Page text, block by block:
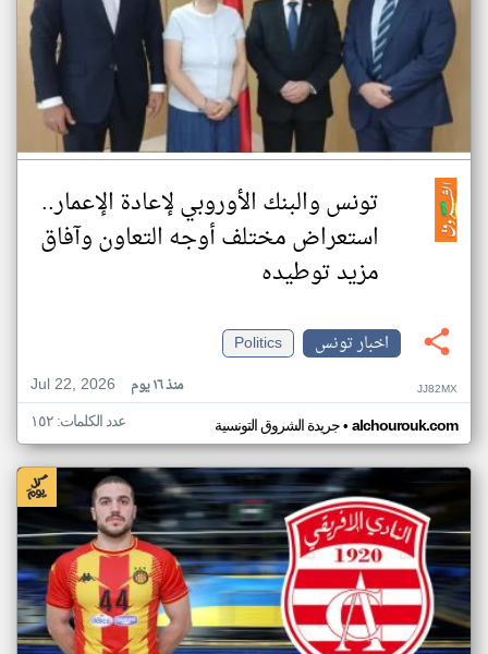
تونس والبنك الأوروبي لإعادة الإعمار..
استعراض مختلف أوجه التعاون وآفاق
مزيد توطيده
اخبار تونس
Politics
Jul 22, 2026
منذ ١٦ يوم JJ82MX
جريدة الشروق التونسية• alchourouk.com عدد الكلمات: ١٥٢